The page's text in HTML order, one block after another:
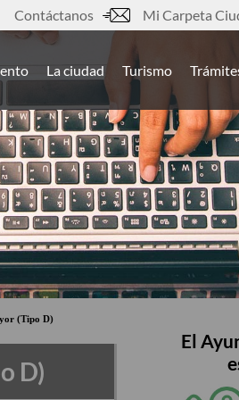
Contáctanos Mi Carpeta
La ciudad Turismo
(Tipo D)
D)
El